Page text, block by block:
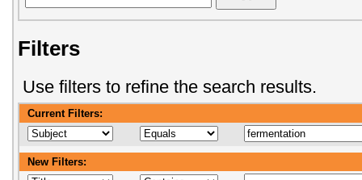
Filters
Use filters to refine the search results.
Current Filters:
New Filters: